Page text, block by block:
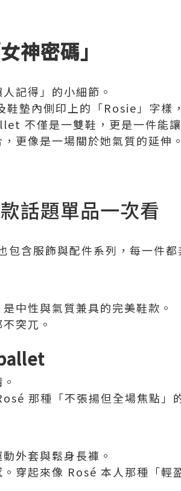
神密碼」
記得」的小細節。
墊內側印上的「Rosie」字樣
不僅是一雙鞋，更是一件能讓
更像是一場關於她氣質的延伸。
話題單品一次看
包含服飾與配件系列，每一件都
中性與氣質兼具的完美鞋款。
突兀。
那種「不張揚但全場焦點」
外套與鬆身長褲。
穿起來像 Rosé 本人那種「輕